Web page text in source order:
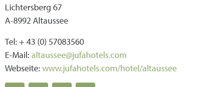
Lichtersberg 67
A-8992 Altaussee
Tel: + 43 (0) 57083560
E-Mail: altaussee@jufahotels.com
Webseite: www.jufahotels.com/hotel/altaussee